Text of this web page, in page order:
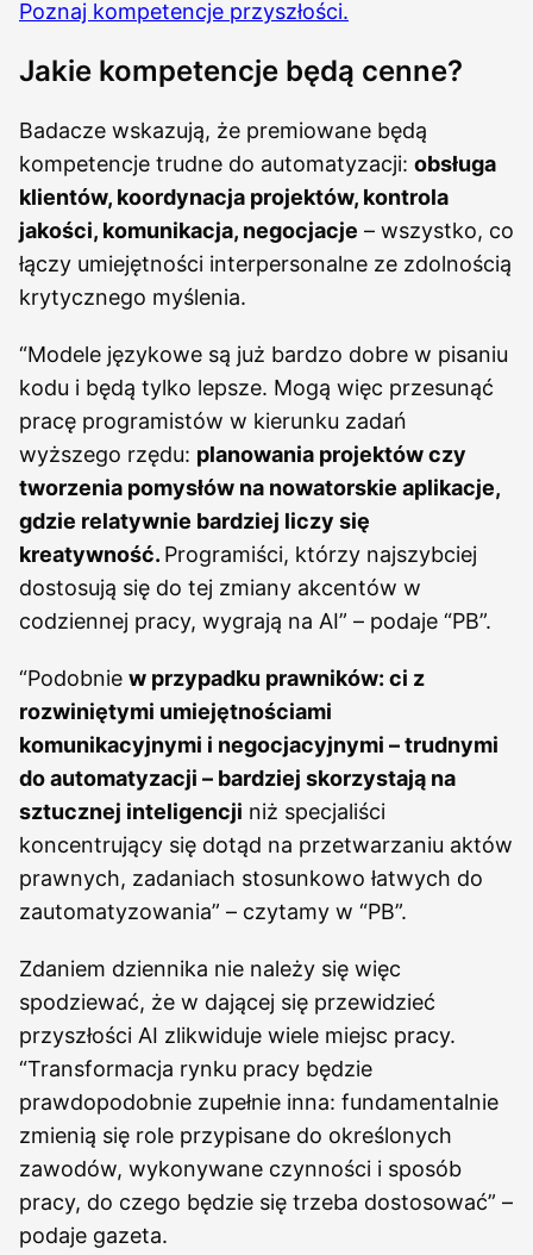
Poznaj kompetencje przyszłości.
Jakie kompetencje będą cenne?
Badacze wskazują, że premiowane będą
kompetencje trudne do automatyzacji: obsługa
klientów, koordynacja projektów, kontrola
jakości, komunikacja, negocjacje – wszystko, co
łączy umiejętności interpersonalne ze zdolnością
krytycznego myślenia.
“Modele językowe są już bardzo dobre w pisaniu
kodu i będą tylko lepsze. Mogą więc przesunąć
pracę programistów w kierunku zadań
wyższego rzędu: planowania projektów czy
tworzenia pomysłów na nowatorskie aplikacje,
gdzie relatywnie bardziej liczy się
kreatywność. Programiści, którzy najszybciej
dostosują się do tej zmiany akcentów w
codziennej pracy, wygrają na AI” – podaje “PB”.
“Podobnie w przypadku prawników: ci z
rozwiniętymi umiejętnościami
komunikacyjnymi i negocjacyjnymi – trudnymi
do automatyzacji – bardziej skorzystają na
sztucznej inteligencji niż specjaliści
koncentrujący się dotąd na przetwarzaniu aktów
prawnych, zadaniach stosunkowo łatwych do
zautomatyzowania” – czytamy w “PB”.
Zdaniem dziennika nie należy się więc
spodziewać, że w dającej się przewidzieć
przyszłości AI zlikwiduje wiele miejsc pracy.
“Transformacja rynku pracy będzie
prawdopodobnie zupełnie inna: fundamentalnie
zmienią się role przypisane do określonych
zawodów, wykonywane czynności i sposób
pracy, do czego będzie się trzeba dostosować” –
podaje gazeta.